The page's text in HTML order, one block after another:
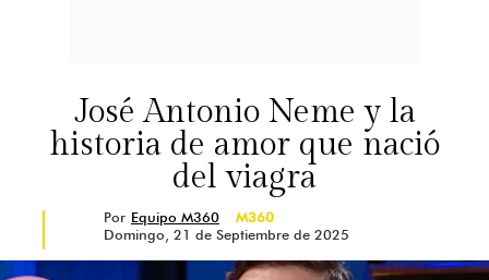
José Antonio Neme y la
historia de amor que nació
del viagra
Por Equipo M360
M360
Domingo, 21 de Septiembre de 2025